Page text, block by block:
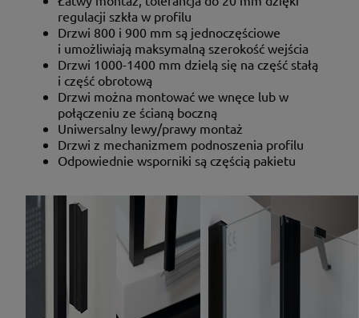
regulacji szkła w profilu
Drzwi 800 i 900 mm są jednoczęściowe
i umożliwiają maksymalną szerokość wejścia
Drzwi 1000-1400 mm dzielą się na część stałą
i część obrotową
Drzwi można montować we wnęce lub w
połączeniu ze ścianą boczną
Uniwersalny lewy/prawy montaż
Drzwi z mechanizmem podnoszenia profilu
Odpowiednie wsporniki są częścią pakietu